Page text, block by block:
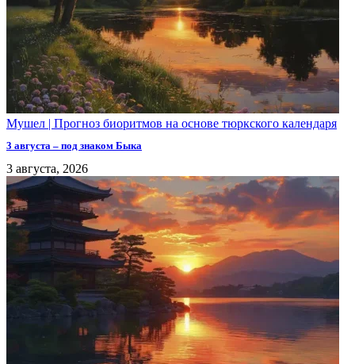
Мушел | Прогноз биоритмов на основе тюркского календаря
3 августа – под знаком Быка
3 августа, 2026